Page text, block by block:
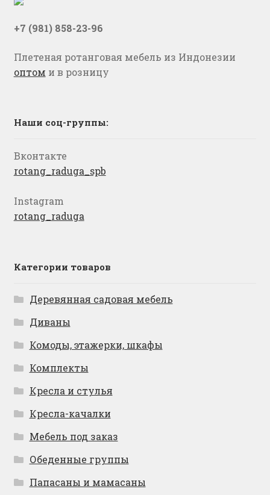
+7 (981) 858-23-96
Плетеная ротанговая мебель из Индонезии
оптом и в розницу
Наши соц-группы:
Вконтакте
rotang_raduga_spb
Instagram
rotang_raduga
Категории товаров
Деревянная садовая мебель
Диваны
Комоды, этажерки, шкафы
Комплекты
Кресла и стулья
Кресла-качалки
Мебель под заказ
Обеденные группы
Папасаны и мамасаны